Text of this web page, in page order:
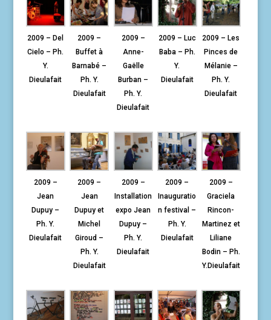
2009 – Del
Cielo – Ph.
Y.
Dieulafait
2009 –
Buffet à
Barnabé –
Ph. Y.
Dieulafait
2009 –
Anne-
Gaëlle
Burban –
Ph. Y.
Dieulafait
2009 – Luc
Baba – Ph.
Y.
Dieulafait
2009 – Les
Pinces de
Mélanie –
Ph. Y.
Dieulafait
2009 –
Jean
Dupuy –
Ph. Y.
Dieulafait
2009 –
Jean
Dupuy et
Michel
Giroud –
Ph. Y.
Dieulafait
2009 –
Installation
expo Jean
Dupuy –
Ph. Y.
Dieulafait
2009 –
Inauguratio
n festival –
Ph. Y.
Dieulafait
2009 –
Graciela
Rincon-
Martinez et
Liliane
Bodin – Ph.
Y.Dieulafait